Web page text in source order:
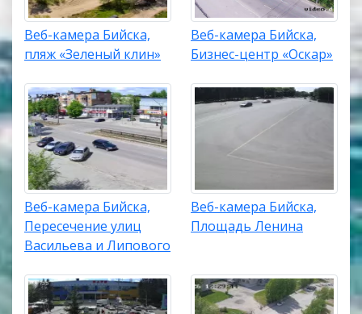
Веб-камера Бийска,
пляж «Зеленый клин»
Веб-камера Бийска,
Бизнес-центр «Оскар»
Веб-камера Бийска,
Пересечение улиц
Васильева и Липового
Веб-камера Бийска,
Площадь Ленина